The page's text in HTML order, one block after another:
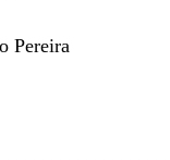
Pereira